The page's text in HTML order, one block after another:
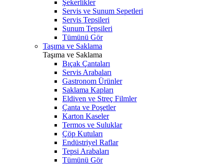
Şekerlikler
Servis ve Sunum Sepetleri
Servis Tepsileri
Sunum Tepsileri
Tümünü Gör
Taşıma ve Saklama
Taşıma ve Saklama
Bıçak Çantaları
Servis Arabaları
Gastronom Ürünler
Saklama Kapları
Eldiven ve Streç Filmler
Çanta ve Poşetler
Karton Kaseler
Termos ve Suluklar
Çöp Kutuları
Endüstriyel Raflar
Tepsi Arabaları
Tümünü Gör